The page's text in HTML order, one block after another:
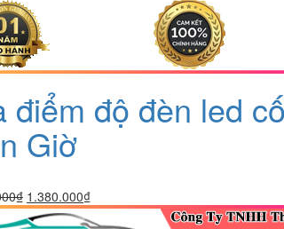
điểm độ đèn led
Giờ
₫ Giá
gốc
1.380.000₫Giá
hiện